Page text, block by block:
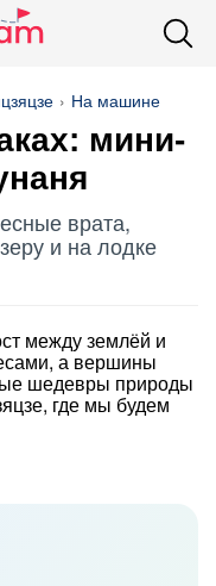
На машине
мини-
врата,
и на лодке
между землёй и
а вершины
шедевры природы
где мы будем